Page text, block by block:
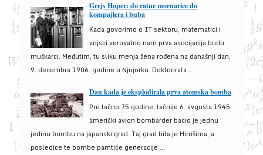
Grejs Hoper: do ratne mornarice do
kompajlera i buba
Kada govorimo o IT sektoru, matematici i
vojsci verovatno nam prva asocijacija budu
muškarci. Međutim, tu sliku menja žena rođena na današnji dan,
9. decembra 1906. godine u Njujorku. Doktorirala ...
Dan kada je eksplodirala prva atomska bomba
Pre tačno 75 godine, tačnije 6. avgusta 1945.
američki avion bombarder bacio je jednu
jedinu bombu na japanski grad. Taj grad bila je Hirošima, a
posledice te bombe pamtiće generacije ...